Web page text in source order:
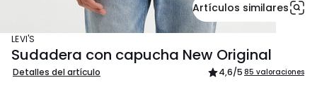
Artículos similares
LEVI'S
Sudadera con capucha New Original
Detalles del artículo 4,6/5 85 valoraciones